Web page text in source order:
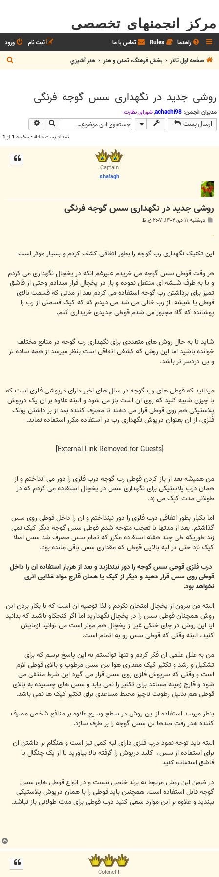
مرکز انجمنهای تخصصی
راهنما Rules تماس با ما ورود
ثبت نام
صفحه اول تالار
بخش فرهنگ، تمدن و هنر هنر آشپزي
س
روشی جدید در نگهداری سس گوجه فرنگی
مدیران انجمن: achachi98
,شوراي نظارت
ارسال پست جستجو
تعداد پست ها:4 • صفحه 1 از 1
Captain
shafagh
روشی جدید در نگهداری سس گوجه فرنگی
دوشنبه ۱۱ دی ۱۴۰۲, ۲:۰۷ ق.ظ
.
این تکنیک نگهداری رب گوجه را بطور اتفاقی کشف کردم و بسیار موثر است
هر وقت قوطی سس گوجه می خریدم علیرغم انکه در یخچال نگهداری می کردم
و یا به ظرف شیشه ای منتقل نموده و باز در یخچال قرار میدادم وحتی از قاشق
تمیز برای برداشتن رب گوجه استفاده می کردم بعد از مدتی که قسمت بالای
قوطی یا شیشه از رب خالی می شد می دیدم که که کپک قسمتی از رب را
پوشانده که گاه مجبور می شدم قوطی جدیدی خریداری کنم.
شاید تا به حال روش های متعددی برای نگهداری رب گوجه در منابع مختلف
خوانده باشید اما این روش که کشفی اتفاقی است بنظر میرسد از همه ساده تر
و بی دردسر تر باشد.
میدانید که قوطی های رب گوجه در سال های اخیر دارای درپوشی فلزی است که
با چیزی شبیه کلید که روی ان است باز می شود و البته علاوه بر ان یک درپوش
پلاستیکی هم روی قوطی قرار می دهند تا مصرف کننده بعد از بر داشتن پولک
فلزی، از ان بعنوان درپوش نگهداری رب در استفاده مکرر استفاده نماید.
[External Link Removed for Guests]
من همیشه بعد از باز کردن قوطی رب گوجه درب فلزی را دور می انداختم و از
همان درب پلاستیکی برای نگهداری سس در یخچال استفاده می کردم که در
طولانی مدت کپک می زد.
اما یکبار بطور اتفاقی درب فلزی را دور نینداختم و ان را داخل قوطی روی سس
گذاشتم. بعد از مدتها با تعجب متوجه شدم قوطی سس گوجه دیگر کپک نمی
زند طوریکه طی چند هفته استفاده مکرر که تمام سس مصرف شد سس اصلا
کپک نزد حتی در لبه بالایی قوطی که مقداری سس باقی مانده بود.
درب فلزی قوطی سس گوجه را دور نیندازید و بعد از هربار استفاده ان را داخل
قوطی روی سس قرار دهید و دیگر از کپک یا همان قارچ مواد غذایی اثری
نخواهد بود.
البته من بیرون از یخچال امتحان نکردم و لذا توصیه ان است که با بکار بردن این
روش همچنان قوطی سس را در یخچال نگهدارید اما اگر کنجکاو باشید که بدانید
ایا این روش در جای خنکی غیر از یخچال هم موثر است می توانید ازمایش
کنید، البته وقتی که قوطی سس رو به اتمام است.
من به علل علمی ان فکر کردم و تنها توانستم به این پاسخ برسم که برای
تشکیل و رشد و تکثیر کپک مقداری هوا بین سس مرطوب و بالای قوطی لازم
است و وقتی که سرپوش فلزی روی سس قرار می گیرد این شرط منتفی می
شود و قارچ زمینه مساعد برای تکثیر را نمی یابد و سس های چسبیده به بالای
قوطی هم بدلیل رطوبت ناچیز محیط مساعدی برای تکثیر کپک ها نمی باشد.
بنظر میرسد استفاده از این روش در سطح وسیع علاوه بر منافع شخص مصرف
کننده هدر رفت صدها تن سس گوجه را بر طرف سازد.
البته باید توجه نمود درب قلزی دارای لبه کمی تیز است و هنگام بر داشتن ان
برای استفاده از سس، کلید درپوش را گرفته بالا بیاورید یا از یک چنگال یا
قاشق استفاده کنید
در ضمن این روش مربوط به برند خاصی نیست و در انواع قوطی های سس
گوجه قابل استفاده است. همچنین باید قوطی را با همان درپوش پلاستیکی
ببندید و علاوه بر این موارد سعی کنید درب قوطی برای مدت طولانی باز نباشد.
Colonel II